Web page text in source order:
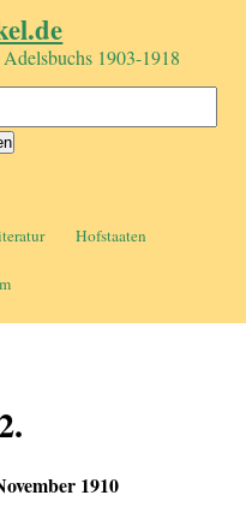
1903-1918
Hofstaaten
1910